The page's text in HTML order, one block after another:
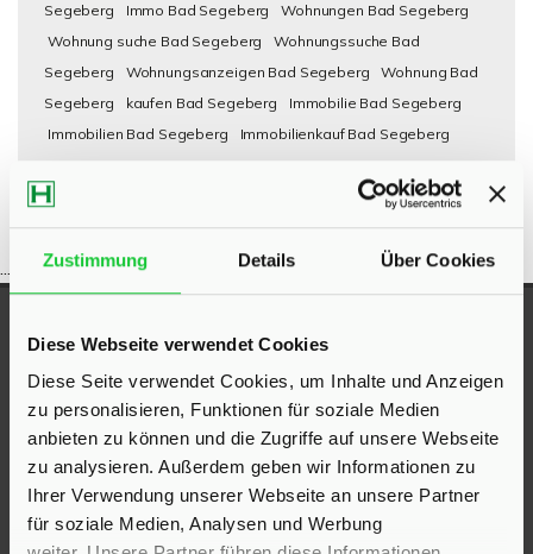
Zustimmung Details Über Cookies
Diese Webseite verwendet Cookies
Diese Seite verwendet Cookies, um Inhalte und Anzeigen
zu personalisieren, Funktionen für soziale Medien
anbieten zu können und die Zugriffe auf unsere Webseite
zu analysieren. Außerdem geben wir Informationen zu
Ihrer Verwendung unserer Webseite an unsere Partner
für soziale Medien, Analysen und Werbung
Segeberg
Immo Bad Segeberg
Wohnungen Bad Segeberg
Wohnung suche Bad Segeberg
Wohnungssuche Bad
Segeberg
Wohnungsanzeigen Bad Segeberg
Wohnung Bad
Segeberg
kaufen Bad Segeberg
Immobilie Bad Segeberg
Immobilien Bad Segeberg
Immobilienkauf Bad Segeberg
...
UNSERE AUSZEICHNUNGEN